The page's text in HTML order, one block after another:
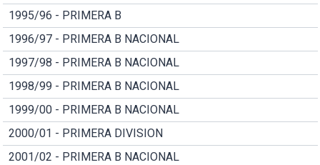
1995/96 - PRIMERA B
1996/97 - PRIMERA B NACIONAL
1997/98 - PRIMERA B NACIONAL
1998/99 - PRIMERA B NACIONAL
1999/00 - PRIMERA B NACIONAL
2000/01 - PRIMERA DIVISION
2001/02 - PRIMERA B NACIONAL